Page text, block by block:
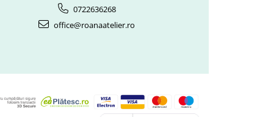
0722636268
office@roanaatelier.ro